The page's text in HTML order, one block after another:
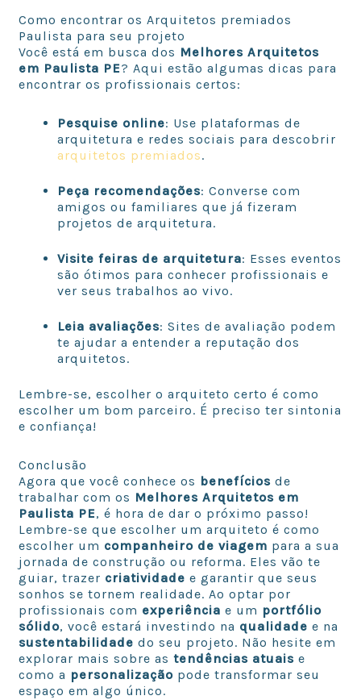
Como encontrar os Arquitetos premiados
Paulista para seu projeto
Você está em busca dos Melhores Arquitetos
em Paulista PE? Aqui estão algumas dicas para
encontrar os profissionais certos:
Pesquise online: Use plataformas de
arquitetura e redes sociais para descobrir
arquitetos premiados.
Peça recomendações: Converse com
amigos ou familiares que já fizeram
projetos de arquitetura.
Visite feiras de arquitetura: Esses eventos
são ótimos para conhecer profissionais e
ver seus trabalhos ao vivo.
Leia avaliações: Sites de avaliação podem
te ajudar a entender a reputação dos
arquitetos.
Lembre-se, escolher o arquiteto certo é como
escolher um bom parceiro. É preciso ter sintonia
e confiança!
Conclusão
Agora que você conhece os benefícios de
trabalhar com os Melhores Arquitetos em
Paulista PE, é hora de dar o próximo passo!
Lembre-se que escolher um arquiteto é como
escolher um companheiro de viagem para a sua
jornada de construção ou reforma. Eles vão te
guiar, trazer criatividade e garantir que seus
sonhos se tornem realidade. Ao optar por
profissionais com experiência e um portfólio
sólido, você estará investindo na qualidade e na
sustentabilidade do seu projeto. Não hesite em
explorar mais sobre astendências atuais e
como a personalização pode transformar seu
espaço em algo único.